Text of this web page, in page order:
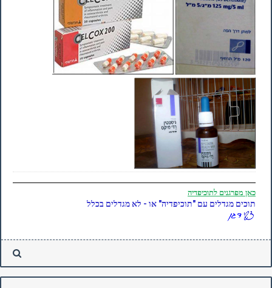
כאן מפרגנים לתוכיפדיה
תוכים מגדלים עם "תוכיפדיה" או - לא מגדלים בכלל